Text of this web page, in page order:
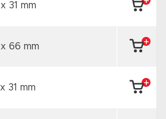
x 31 mm
x 66 mm
x 31 mm